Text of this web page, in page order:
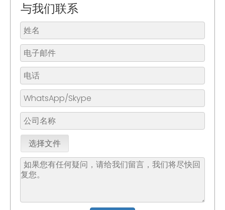
与我们联系
选择文件